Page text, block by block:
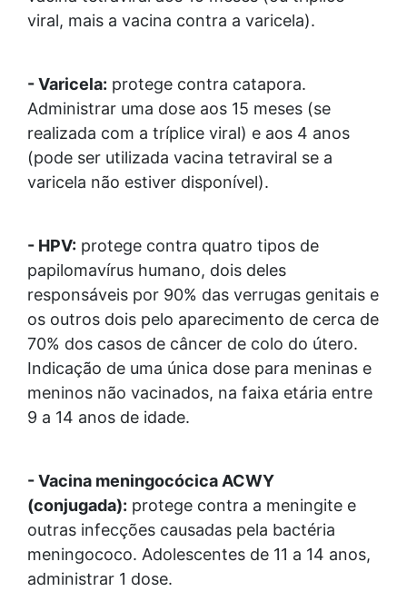
viral, mais a vacina contra a varicela).
- Varicela: protege contra catapora.
Administrar uma dose aos 15 meses (se
realizada com a tríplice viral) e aos 4 anos
(pode ser utilizada vacina tetraviral se a
varicela não estiver disponível).
- HPV: protege contra quatro tipos de
papilomavírus humano, dois deles
responsáveis por 90% das verrugas genitais e
os outros dois pelo aparecimento de cerca de
70% dos casos de câncer de colo do útero.
Indicação de uma única dose para meninas e
meninos não vacinados, na faixa etária entre
9 a 14 anos de idade.
- Vacina meningocócica ACWY
(conjugada): protege contra a meningite e
outras infecções causadas pela bactéria
meningococo. Adolescentes de 11 a 14 anos,
administrar 1 dose.